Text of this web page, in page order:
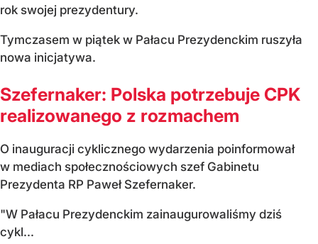
rok swojej prezydentury.
Tymczasem w piątek w Pałacu Prezydenckim ruszyła
nowa inicjatywa.
Szefernaker: Polska potrzebuje CPK
realizowanego z rozmachem
O inauguracji cyklicznego wydarzenia poinformował
w mediach społecznościowych szef Gabinetu
Prezydenta RP Paweł Szefernaker.
"W Pałacu Prezydenckim zainaugurowaliśmy dziś
cykl...